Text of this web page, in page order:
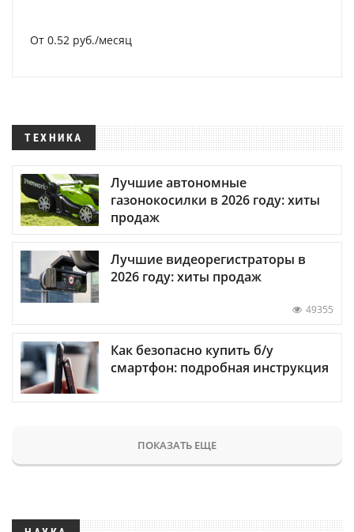
От 0.52 руб./месяц
ТЕХНИКА
Лучшие автономные
газонокосилки в 2026 году: хиты
продаж
Лучшие видеорегистраторы в
2026 году: хиты продаж
49355
Как безопасно купить б/у
смартфон: подробная инструкция
ПОКАЗАТЬ ЕЩЕ